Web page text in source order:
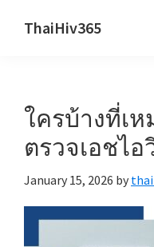
ThaiHiv365
behind.
ใครบ้างที่เ
ตรวจเอชไอ
January 15, 2026 by